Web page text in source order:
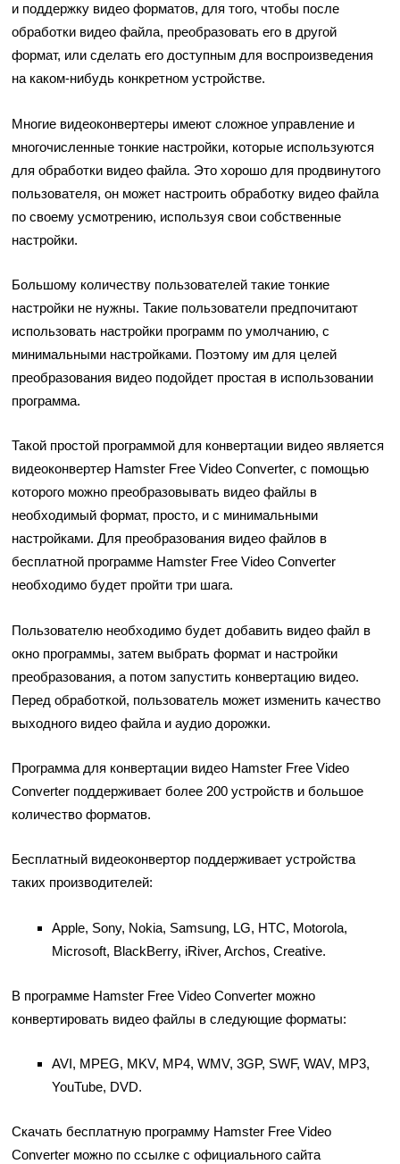
и поддержку видео форматов, для того, чтобы после
обработки видео файла, преобразовать его в другой
формат, или сделать его доступным для воспроизведения
на каком-нибудь конкретном устройстве.
Многие видеоконвертеры имеют сложное управление и
многочисленные тонкие настройки, которые используются
для обработки видео файла. Это хорошо для продвинутого
пользователя, он может настроить обработку видео файла
по своему усмотрению, используя свои собственные
настройки.
Большому количеству пользователей такие тонкие
настройки не нужны. Такие пользователи предпочитают
использовать настройки программ по умолчанию, с
минимальными настройками. Поэтому им для целей
преобразования видео подойдет простая в использовании
программа.
Такой простой программой для конвертации видео является
видеоконвертер Hamster Free Video Converter, с помощью
которого можно преобразовывать видео файлы в
необходимый формат, просто, и с минимальными
настройками. Для преобразования видео файлов в
бесплатной программе Hamster Free Video Converter
необходимо будет пройти три шага.
Пользователю необходимо будет добавить видео файл в
окно программы, затем выбрать формат и настройки
преобразования, а потом запустить конвертацию видео.
Перед обработкой, пользователь может изменить качество
выходного видео файла и аудио дорожки.
Программа для конвертации видео Hamster Free Video
Converter поддерживает более 200 устройств и большое
количество форматов.
Бесплатный видеоконвертор поддерживает устройства
таких производителей:
Apple, Sony, Nokia, Samsung, LG, HTC, Motorola,
Microsoft, BlackBerry, iRiver, Archos, Creative.
В программе Hamster Free Video Converter можно
конвертировать видео файлы в следующие форматы:
AVI, MPEG, MKV, MP4, WMV, 3GP, SWF, WAV, MP3,
YouTube, DVD.
Скачать бесплатную программу Hamster Free Video
Converter можно по ссылке с официального сайта